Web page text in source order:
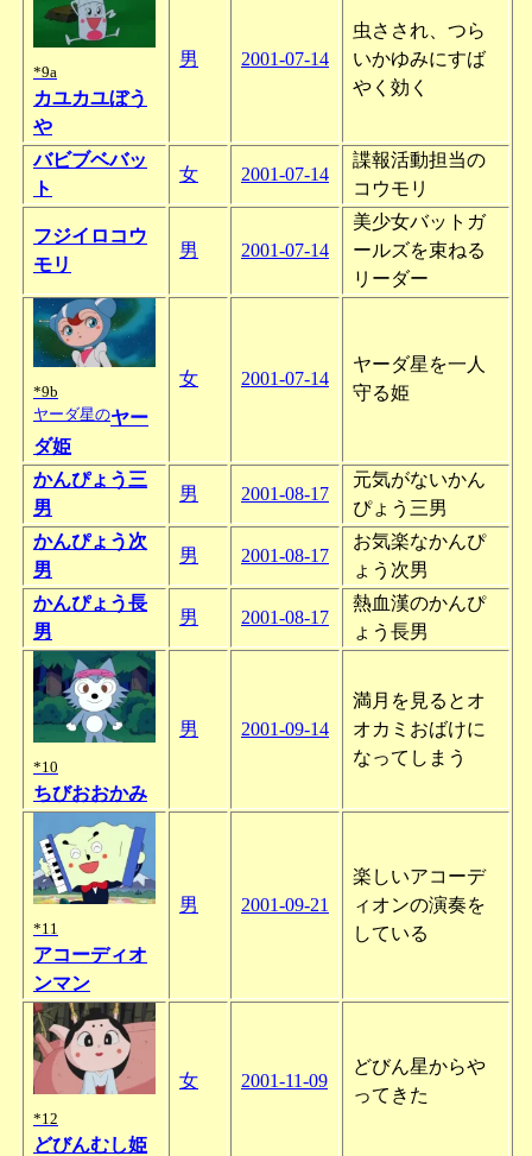
*9a
カユカユぼう
や
男 2001-07-14
虫さされ、つら
いかゆみにすば
やく効く
バビブベバッ
ト
女 2001-07-14
諜報活動担当の
コウモリ
フジイロコウ
モリ
男 2001-07-14
美少女バットガ
ールズを束ねる
リーダー
*9b
ヤーダ星のヤー
ダ姫
女 2001-07-14
ヤーダ星を一人
守る姫
かんぴょう三
男
男 2001-08-17
元気がないかん
ぴょう三男
かんぴょう次
男
男 2001-08-17
お気楽なかんぴ
ょう次男
かんぴょう長
男
男 2001-08-17
熱血漢のかんぴ
ょう長男
*10
ちびおおかみ
男 2001-09-14
満月を見るとオ
オカミおばけに
なってしまう
*11
アコーディオ
ンマン
男 2001-09-21
楽しいアコーデ
ィオンの演奏を
している
*12
どびんむし姫
女 2001-11-09
どびん星からや
ってきた